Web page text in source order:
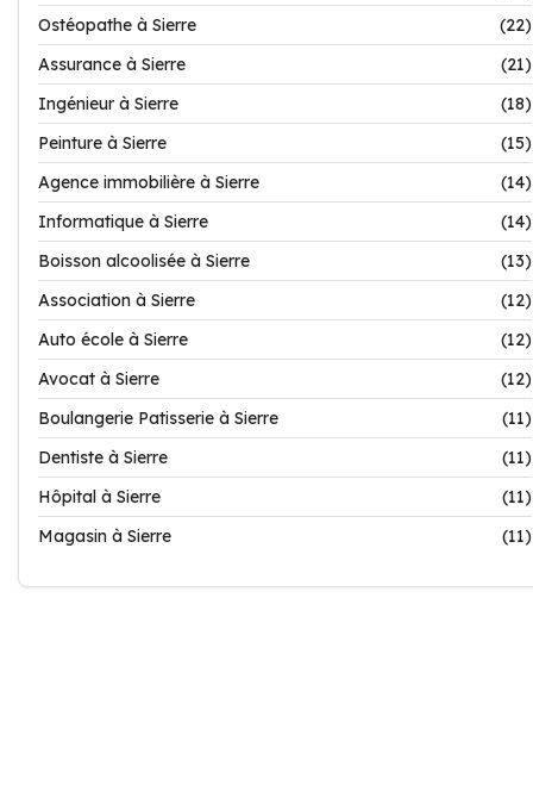
Ostéopathe à Sierre
(22)
Assurance à Sierre
(21)
Ingénieur à Sierre
(18)
Peinture à Sierre
(15)
Agence immobilière à Sierre
(14)
Informatique à Sierre
(14)
Boisson alcoolisée à Sierre
(13)
Association à Sierre
(12)
Auto école à Sierre
(12)
Avocat à Sierre
(12)
Boulangerie Patisserie à Sierre
(11)
Dentiste à Sierre
(11)
Hôpital à Sierre
(11)
Magasin à Sierre
(11)